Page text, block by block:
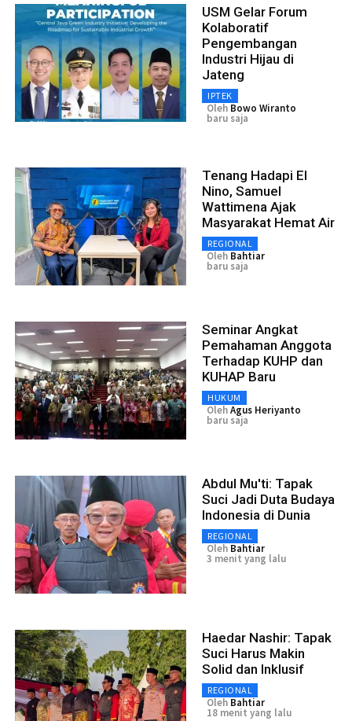
USM Gelar Forum
Kolaboratif
Pengembangan
Industri Hijau di
Jateng
IPTEK
Oleh Bowo Wiranto
baru saja
Tenang Hadapi El
Nino, Samuel
Wattimena Ajak
Masyarakat Hemat Air
REGIONAL
Oleh Bahtiar
baru saja
Seminar Angkat
Pemahaman Anggota
Terhadap KUHP dan
KUHAP Baru
HUKUM
OlehAgus Heriyanto
baru saja
Abdul Mu'ti: Tapak
Suci Jadi Duta Budaya
Indonesia di Dunia
REGIONAL
Oleh Bahtiar
3 menit yang lalu
Haedar Nashir: Tapak
Suci Harus Makin
Solid dan Inklusif
REGIONAL
Oleh Bahtiar
18 menit yang lalu